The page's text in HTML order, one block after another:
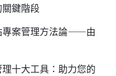
鍵階段
專案管理方法論——由
十大工具：助力您的